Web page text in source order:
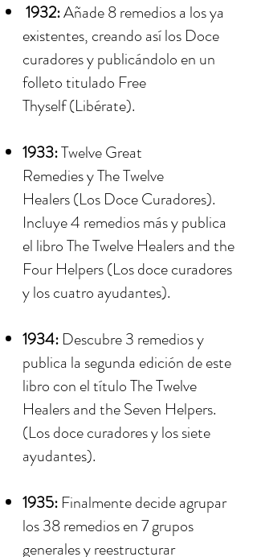
1932:Añade 8 remedios a los ya
existentes, creando así los Doce
curadores y publicándolo en un
folleto titulado Free
Thyself (Libérate).
1933:Twelve Great
Remedies y The Twelve
Healers (Los Doce Curadores).
Incluye 4 remedios más y publica
el libro The Twelve Healers and the
Four Helpers (Los doce curadores
y los cuatro ayudantes).
1934: Descubre 3 remedios y
publica la segunda edición de este
libro con el título The Twelve
Healers and the Seven Helpers.
(Los doce curadores y los siete
ayudantes).
1935: Finalmente decide agrupar
los 38 remedios en 7 grupos
generales y reestructurar